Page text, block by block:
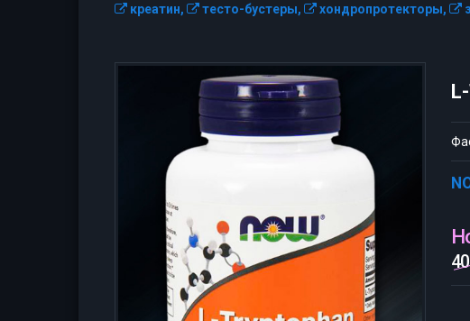
креатин,
тесто-бустеры, хондропротекторы,